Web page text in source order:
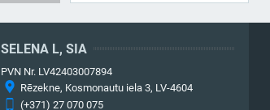
SELENA L, SIA
PVN Nr. LV42403007894
Rēzekne, Kosmonautu iela 3, LV-4604
(+371) 27 070 075